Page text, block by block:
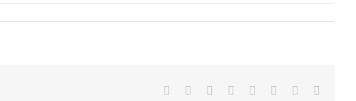
Facebook Reddit LinkedIn
TumblrPinterest